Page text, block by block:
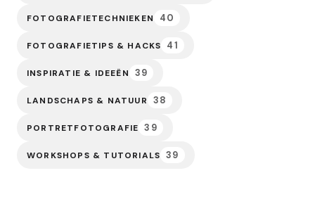
FOTOGRAFIETECHNIEKEN 40
FOTOGRAFIETIPS & HACKS 41
INSPIRATIE & IDEEËN 39
LANDSCHAPS & NATUUR 38
PORTRETFOTOGRAFIE 39
WORKSHOPS & TUTORIALS 39